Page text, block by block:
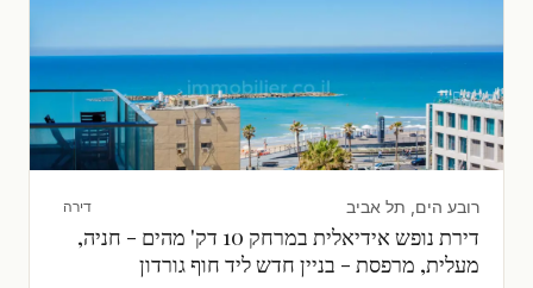
רובע הים, תל אביב דירה
דירת נופש אידיאלית במרחק 10 דק' מהים - חניה,
מעלית, מרפסת - בניין חדש ליד חוף גורדון